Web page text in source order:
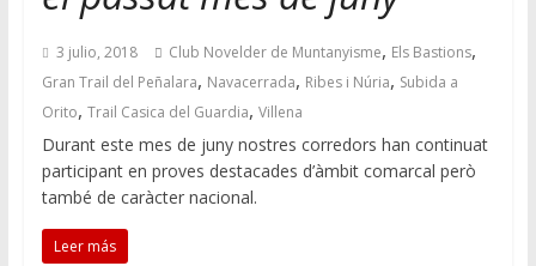
3 julio, 2018 Club Novelder de Muntanyisme, Els Bastions,
Gran Trail del Peñalara, Navacerrada, Ribes i Núria, Subida a
Orito, Trail Casica del Guardia, Villena
Durant este mes de juny nostres corredors han continuat
participant en proves destacades d’àmbit comarcal però
també de caràcter nacional.
Leer más